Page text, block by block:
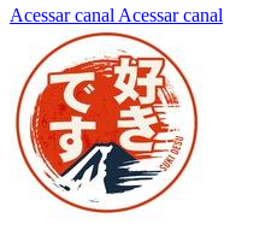
Acessar canal Acessar canal